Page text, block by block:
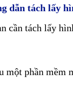
dẫn tách lấy
cần tách lấy
một phần mềm